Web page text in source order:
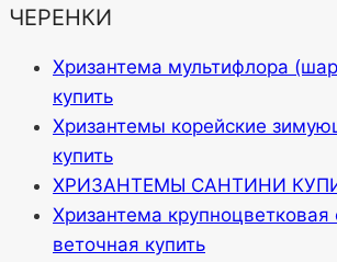
ЧЕРЕНКИ
Хризантема мультифлора
купить
Хризантемы корейские
купить
ХРИЗАНТЕМЫ САНТИНИ
Хризантема крупноцветковая
веточная купить